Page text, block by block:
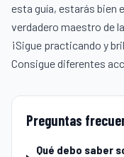
esta guía, estarás bien
verdadero maestro de
¡Sigue practicando y
Consigue diferentes
Preguntas
Qué debo saber